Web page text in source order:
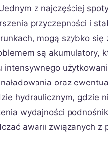
z najczęściej
przyczepności i
mogą szybko się
są akumulatory,
oraz
hydraulicznym, gdzie
wydajności
awarii związanych z